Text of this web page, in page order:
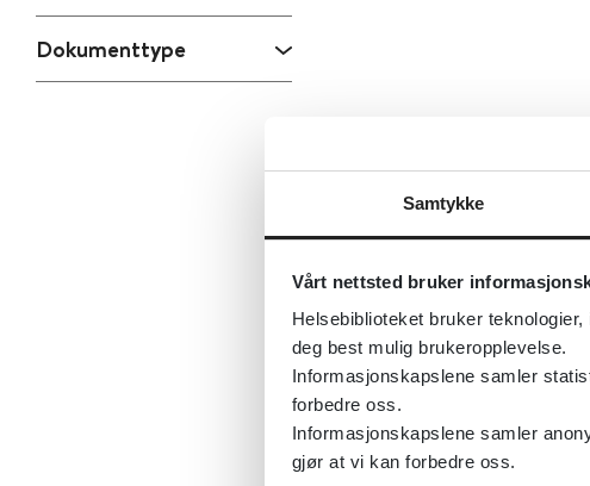
Samtykke
Vårt nettsted bruker
Helsebiblioteket bruker
deg best mulig brukeropplevelse.
Informasjonskapslene samler
forbedre oss.
Informasjonskapslene samler
gjør at vi kan forbedre oss.
Dokumenttype